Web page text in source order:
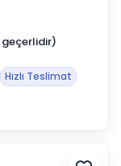
Hızlı Teslimat